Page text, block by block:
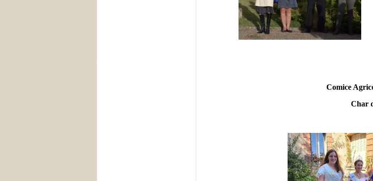
Comice
Char